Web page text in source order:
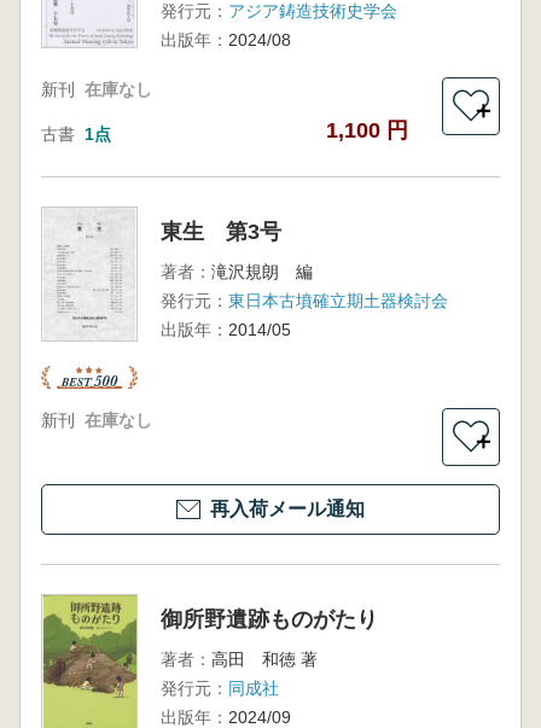
発行元： アジア鋳造技術史学会
出版年： 2024/08
新刊 在庫なし
古書 1点 1,100 円
＋
東生 第3号
著者： 滝沢規朗 編
発行元： 東日本古墳確立期土器検討会
出版年： 2014/05
新刊 在庫なし
＋
再入荷メール通知
御所野遺跡ものがたり
著者： 高田 和徳 著
発行元： 同成社
出版年： 2024/09